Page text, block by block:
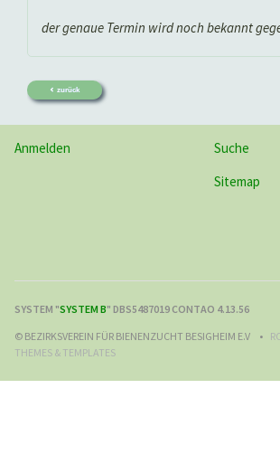
der genaue Termin wird noch bekannt
zurück
Anmelden
Suche
Sitemap
SYSTEM "SYSTEM B" DBS5487019 CONTAO 4.13.56
© BEZIRKSVEREIN FÜR BIENENZUCHT BESIGHEIM E.V
THEMES & TEMPLATES